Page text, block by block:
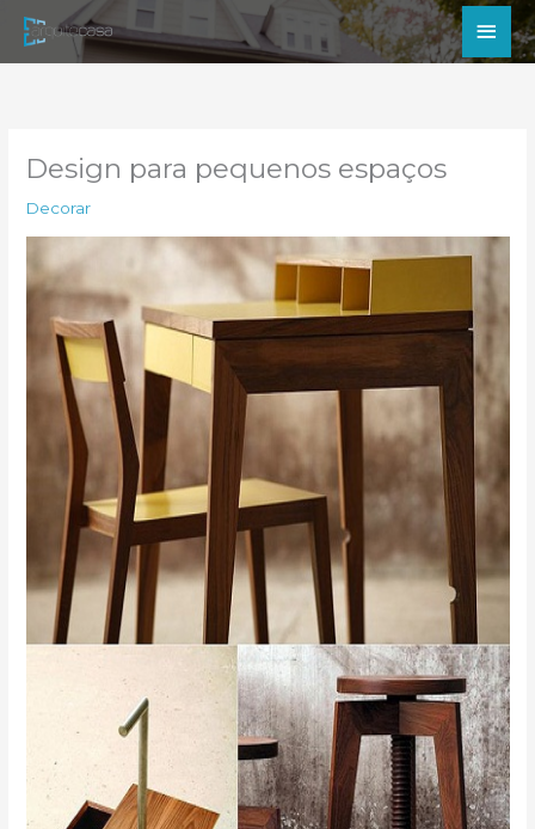
para
Design para pequenos espaços
Decorar